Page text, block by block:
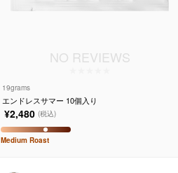
NO REVIEWS
19grams
エンドレスサマー 10個入り
¥2,480 (税込)
Medium Roast